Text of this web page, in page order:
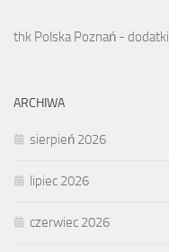
thk Polska Poznań - dodatki
ARCHIWA
sierpień 2026
lipiec 2026
czerwiec 2026